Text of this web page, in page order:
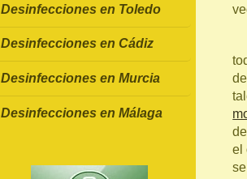
el
Desinfecciones en Toledo
Desinfecciones en Cádiz
Desinfecciones en Murcia
Desinfecciones en Málaga